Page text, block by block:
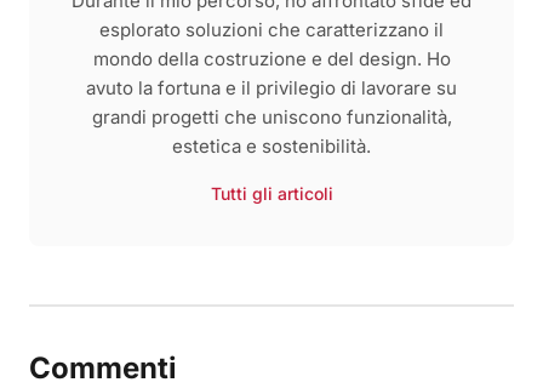
esplorato soluzioni che caratterizzano il
mondo della costruzione e del design. Ho
avuto la fortuna e il privilegio di lavorare su
grandi progetti che uniscono funzionalità,
estetica e sostenibilità.
Tutti gli articoli
Commenti